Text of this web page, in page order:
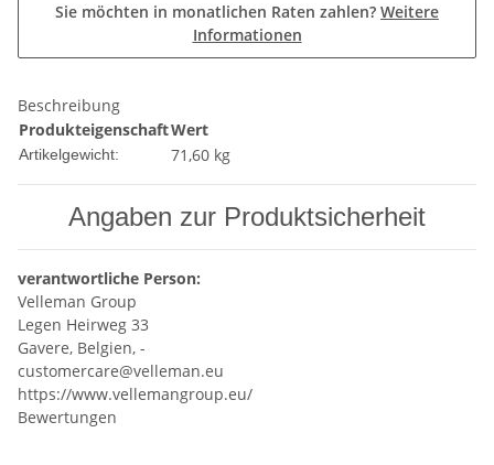
Sie möchten in monatlichen Raten zahlen? Weitere
Informationen
Beschreibung
ProdukteigenschaftWert
Artikelgewicht: 71,60 kg
Angaben zur Produktsicherheit
verantwortliche Person:
Velleman Group
Legen Heirweg 33
Gavere, Belgien, -
customercare@velleman.eu
https://www.vellemangroup.eu/
Bewertungen